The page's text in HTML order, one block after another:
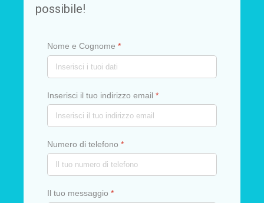
possibile!
Nome e Cognome *
Inserisci il tuo indirizzo email *
Numero di telefono *
Il tuo messaggio *